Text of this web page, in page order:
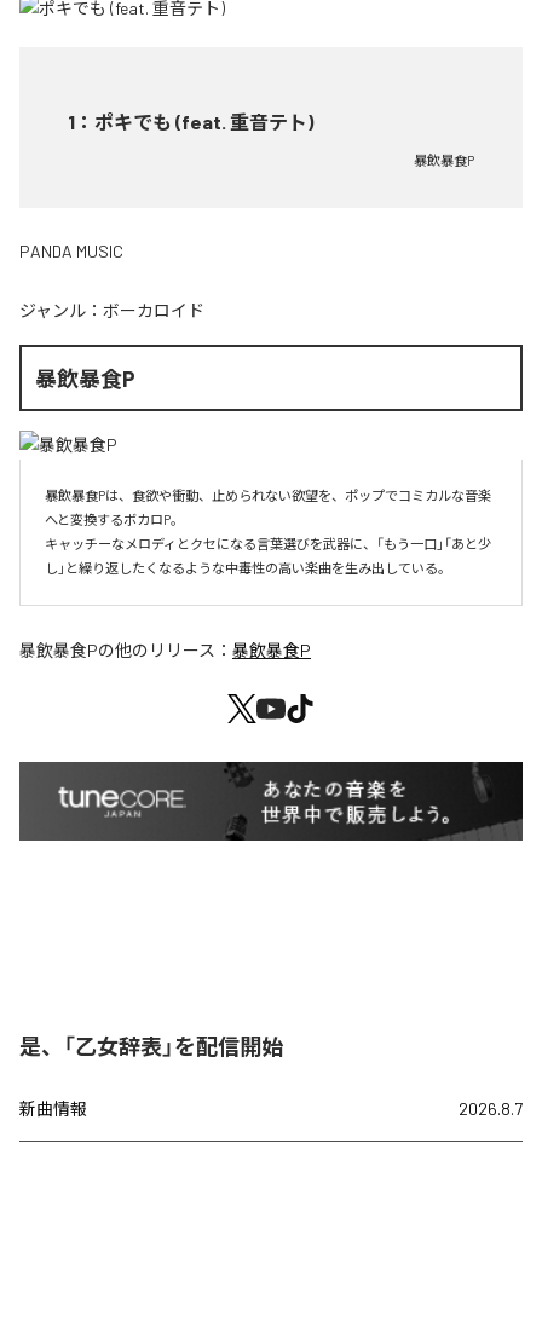
1 ： ポキでも (feat. 重音テト)
暴飲暴食P
PANDA MUSIC
ジャンル： ボーカロイド
暴飲暴食P
暴飲暴食Pは、食欲や衝動、止められない欲望を、ポップでコミカルな音楽
へと変換するボカロP。
キャッチーなメロディとクセになる言葉選びを武器に、「もう一口」「あと少
し」と繰り返したくなるような中毒性の高い楽曲を生み出している。
暴飲暴食Pの他のリリース： 暴飲暴食P
是、「乙女辞表」を配信開始
新曲情報 2026.8.7